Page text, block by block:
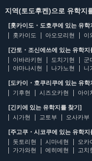
지역(토도후켄)으로 유학지
[홋카이도・도호쿠에 있는 유학
홋카이도
아오모리현 이
[간토・조신에쓰에 있는 유학지
이바라키현
도치기현 군
야마나시현
나가노현 니
[도카이・호쿠리쿠에 있는 유학
기후현
시즈오카현 아이
[긴키에 있는 유학지를 찾기]
시가현
교토부 오사카부
[주고쿠・시코쿠에 있는 유학지
돗토리현
시마네현 오카
가가와현
에히메현 고치